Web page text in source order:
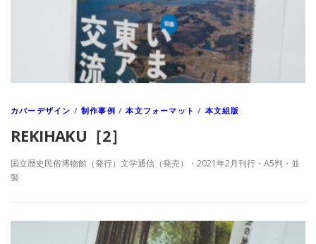
カバーデザイン /制作事例 /本文フォーマット / 本文組版
REKIHAKU［2］
国立歴史民俗博物館（発行）文学通信（発売）・2021年2月刊行・A5判・並
製